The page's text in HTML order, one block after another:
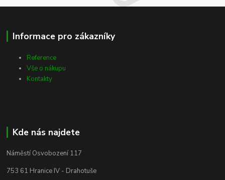
Informace pro zákazníky
Reference
Vše o nákupu
Kontakty
Kde nás najdete
Náměstí Osvobození 117
753 61 Hranice IV - Drahotuše